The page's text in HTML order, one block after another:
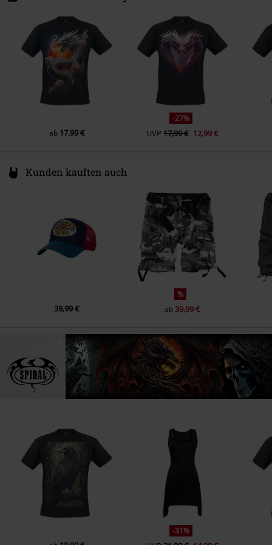
Hello@attitudeholland.nl
ab 17,99 €
-27%
UVP 17,99 € 12,99 €
Kunden kauften auch
39,99 €
%
ab39,99 €
-31%